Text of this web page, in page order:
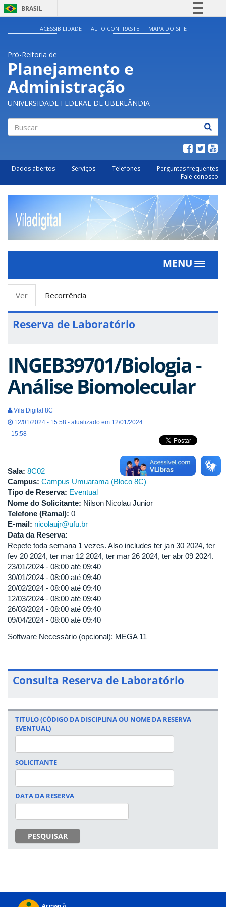
BRASIL
Acesso à informação
ACESSIBILIDADE ALTO CONTRASTE MAPA DO SITE
Pró-Reitoria de
Planejamento e
Administração
UNIVERSIDADE FEDERAL DE UBERLÂNDIA
Dados abertos Serviços Telefones
Perguntas frequentes
Fale conosco
MENU
Toggle
Abas
primárias
Ver
ativa)
Recorrência
Reserva de Laboratório
INGEB39701/Biologia -
Análise Biomolecular
Vila Digital 8C
12/01/2024 - 15:58 - atualizado em 12/01/2024
- 15:58
Sala: 8C02
Campus: Campus Umuarama (Bloco 8C)
Tipo de Reserva: Eventual
Nome do Solicitante: Nilson Nicolau Junior
Telefone (Ramal): 0
E-mail: nicolaujr@ufu.br
Data da Reserva:
Repete toda semana 1 vezes. Also includes ter jan 30 2024, ter
fev 20 2024, ter mar 12 2024, ter mar 26 2024, ter abr 09 2024.
23/01/2024 - 08:00 até 09:40
30/01/2024 - 08:00 até 09:40
20/02/2024 - 08:00 até 09:40
12/03/2024 - 08:00 até 09:40
26/03/2024 - 08:00 até 09:40
09/04/2024 - 08:00 até 09:40
Software Necessário (opcional): MEGA 11
Consulta Reserva de Laboratório
TITULO (CÓDIGO DA DISCIPLINA OU NOME DA RESERVA
EVENTUAL)
SOLICITANTE
DATA DA RESERVA
PESQUISAR